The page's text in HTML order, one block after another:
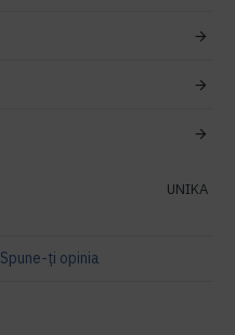
UNIKA
Spune-ţi opinia